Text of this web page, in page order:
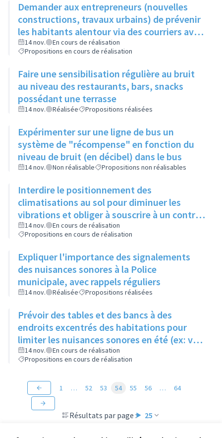
Demander aux entrepreneurs (nouvelles
constructions, travaux urbains) de prévenir
les habitants alentour via des courriers avec
horaires, durée et perturbation de
circulation éventuelle
14 nov.
En cours de réalisation
Propositions en cours de réalisation
Faire une sensibilisation régulière au bruit
au niveau des restaurants, bars, snacks
possédant une terrasse
14 nov. Réalisée Propositions réalisées
Expérimenter sur une ligne de bus un
système de "récompense" en fonction du
niveau de bruit (en décibel) dans le bus
14 nov. Non réalisable Propositions non réalisables
Interdire le positionnement des
climatisations au sol pour diminuer les
vibrations et obliger à souscrire à un contrat
de maintenance pour limiter le bruit,
notamment en immeuble
14 nov.
En cours de réalisation
Propositions en cours de réalisation
Expliquer l'importance des signalements
des nuisances sonores à la Police
municipale, avec rappels réguliers
14 nov. Réalisée Propositions réalisées
Prévoir des tables et des bancs à des
endroits excentrés des habitations pour
limiter les nuisances sonores en été (ex: vers
le lycée)
14 nov.
En cours de réalisation
Propositions en cours de réalisation
Résultats par page : 25
1 … 52 53 54 55 56 … 64